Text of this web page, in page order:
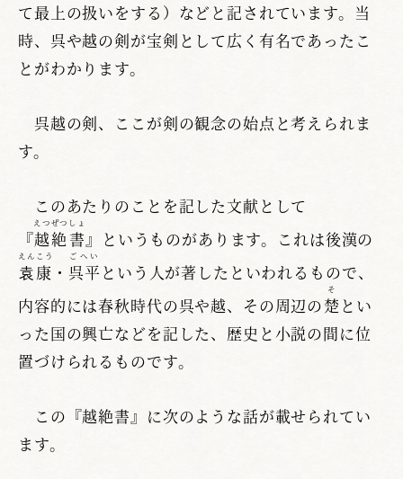
て最上の扱いをする）などと記されています。当
時、呉や越の剣が宝剣として広く有名であったこ
とがわかります。
呉越の剣、ここが剣の観念の始点と考えられま
す。
このあたりのことを記した文献として
『越絶書
えつぜつしょ
』というものがあります。これは後漢の
袁康
えんこう
・呉平
ごへい
という人が著したといわれるもので、
内容的には春秋時代の呉や越、その周辺の楚
そ
とい
った国の興亡などを記した、歴史と小説の間に位
置づけられるものです。
この『越絶書』に次のような話が載せられてい
ます。